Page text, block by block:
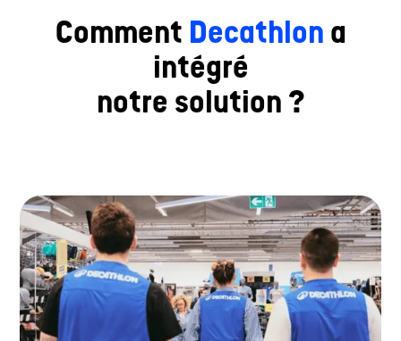
Comment Decathlon a
intégré
notre solution ?